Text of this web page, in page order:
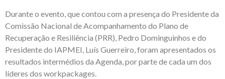
Durante o evento, que contou com a presença do Presidente da
Comissão Nacional de Acompanhamento do Plano de
Recuperação e Resiliência (PRR), Pedro Dominguinhos e do
Presidente do IAPMEI, Luís Guerreiro, foram apresentados os
resultados intermédios da Agenda, por parte de cada um dos
líderes dos workpackages.